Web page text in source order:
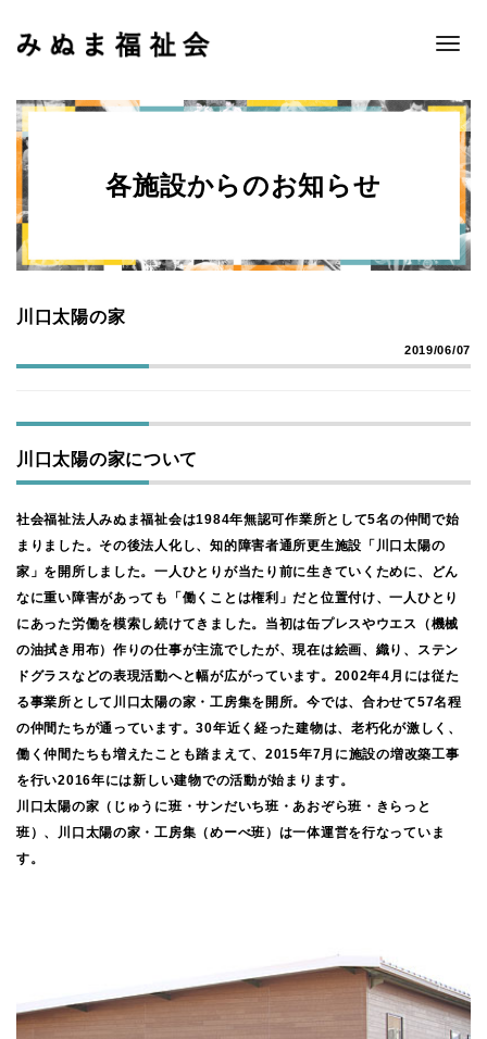
Toggle
各施設からのお知らせ
川口太陽の家
2019/06/07
川口太陽の家について
社会福祉法人みぬま福祉会は1984年無認可作業所として5名の仲間で始
まりました。その後法人化し、知的障害者通所更生施設「川口太陽の
家」を開所しました。一人ひとりが当たり前に生きていくために、どん
なに重い障害があっても「働くことは権利」だと位置付け、一人ひとり
にあった労働を模索し続けてきました。当初は缶プレスやウエス（機械
の油拭き用布）作りの仕事が主流でしたが、現在は絵画、織り、ステン
ドグラスなどの表現活動へと幅が広がっています。2002年4月には従た
る事業所として川口太陽の家・工房集を開所。今では、合わせて57名程
の仲間たちが通っています。30年近く経った建物は、老朽化が激しく、
働く仲間たちも増えたことも踏まえて、2015年7月に施設の増改築工事
を行い2016年には新しい建物での活動が始まります。
川口太陽の家（じゅうに班・サンだいち班・あおぞら班・きらっと
班）、川口太陽の家・工房集（めーべ班）は一体運営を行なっていま
す。